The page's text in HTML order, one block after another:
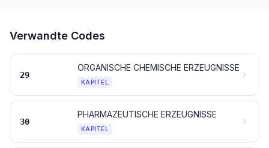
Verwandte Codes
29
ORGANISCHE CHEMISCHE ERZEUGNISSE
KAPITEL
30
PHARMAZEUTISCHE ERZEUGNISSE
KAPITEL